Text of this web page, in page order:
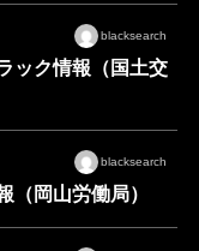
blacksearch
ック情報（国土交
blacksearch
（岡山労働局）